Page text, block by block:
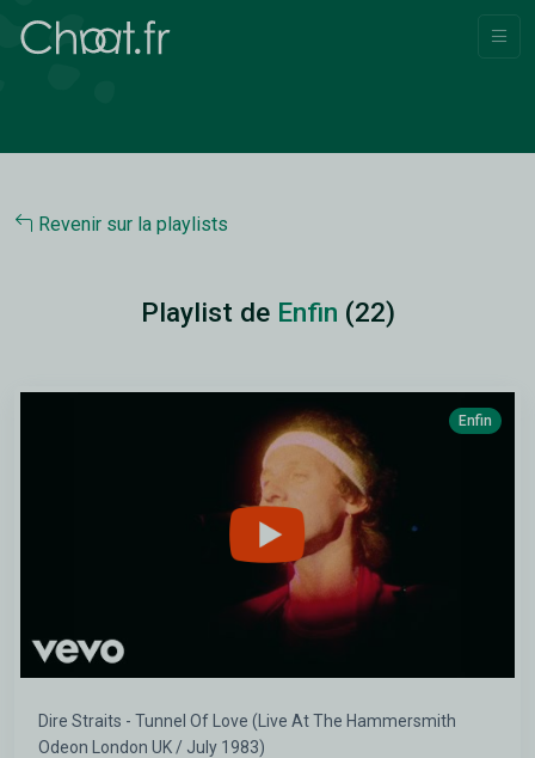
Revenir sur la playlists
Playlist de Enfin (22)
Enfin
Dire Straits - Tunnel Of Love (Live At The Hammersmith
Odeon London UK / July 1983)